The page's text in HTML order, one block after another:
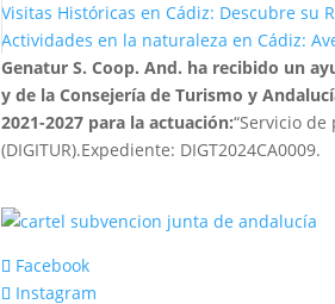
Visitas Históricas en Cádiz: Descubre su
Actividades en la naturaleza en Cádiz:
Genatur S. Coop. And. ha recibido un
y de la Consejería de Turismo y
2021-2027 para la actuación:“Servicio
(DIGITUR).Expediente: DIGT2024CA0009.
Facebook
Instagram